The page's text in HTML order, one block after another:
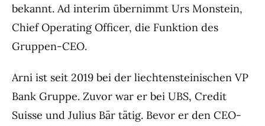
bekannt. Ad interim übernimmt Urs Monstein,
Chief Operating Officer, die Funktion des
Gruppen-CEO.
Arni ist seit 2019 bei der liechtensteinischen VP
Bank Gruppe. Zuvor war er bei UBS, Credit
Suisse und Julius Bär tätig. Bevor er den CEO-